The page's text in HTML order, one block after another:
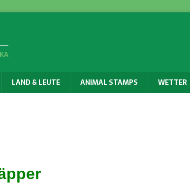
LAND & LEUTE ANIMAL STAMPS WETTER